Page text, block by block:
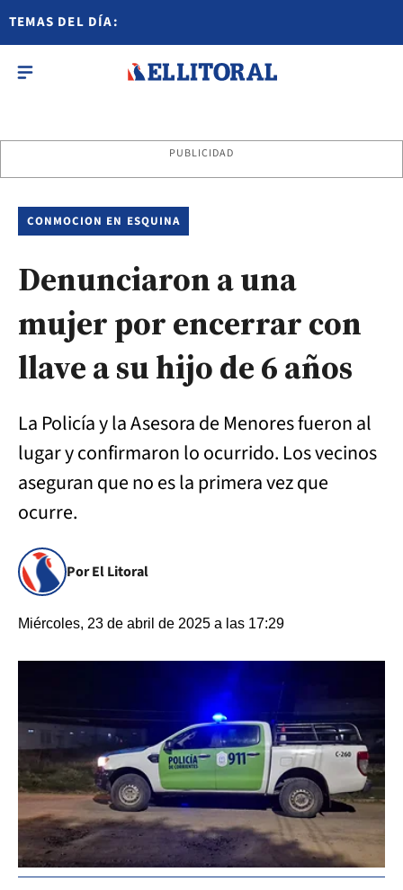
TEMAS DEL DÍA:
PUBLICIDAD
CONMOCION EN ESQUINA
Denunciaron a una
mujer por encerrar con
llave a su hijo de 6 años
La Policía y la Asesora de Menores fueron al
lugar y confirmaron lo ocurrido. Los vecinos
aseguran que no es la primera vez que
ocurre.
Por El Litoral
Miércoles, 23 de abril de 2025 a las 17:29